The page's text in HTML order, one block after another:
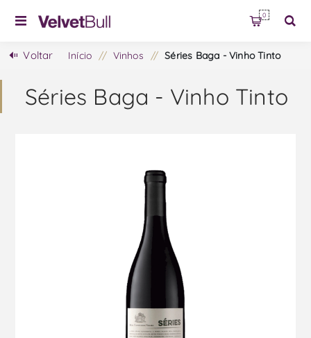
0
Voltar Início / Vinhos / Séries Baga - Vinho Tinto
Séries Baga - Vinho Tinto